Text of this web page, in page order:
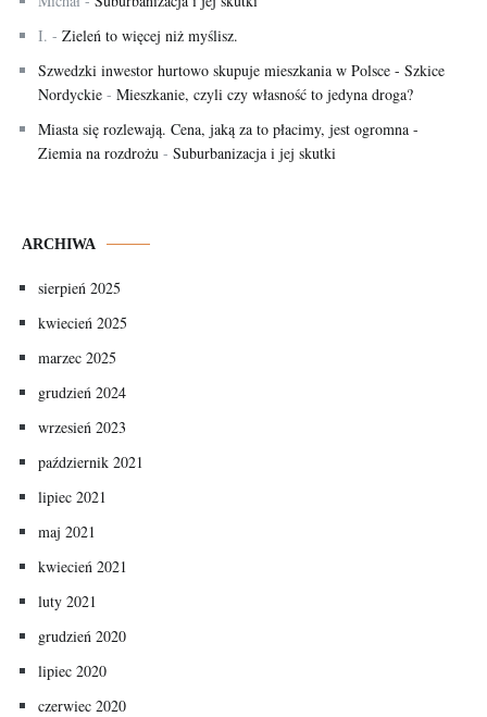
I. - Zieleń to więcej niż myślisz.
Szwedzki inwestor hurtowo skupuje mieszkania w Polsce - Szkice
Nordyckie - Mieszkanie, czyli czy własność to jedyna droga?
Miasta się rozlewają. Cena, jaką za to płacimy, jest ogromna -
Ziemia na rozdrożu - Suburbanizacja i jej skutki
ARCHIWA
sierpień 2025
kwiecień 2025
marzec 2025
grudzień 2024
wrzesień 2023
październik 2021
lipiec 2021
maj 2021
kwiecień 2021
luty 2021
grudzień 2020
lipiec 2020
czerwiec 2020